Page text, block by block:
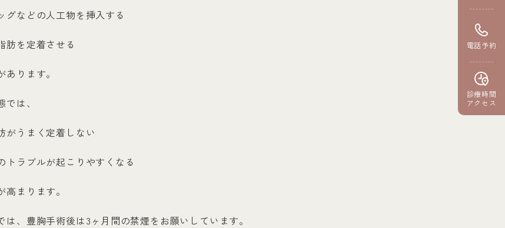
電話予約
診療時間
アクセス
グなどの人工物を挿入する
肪を定着させる
あります。
は、
がうまく定着しない
トラブルが起こりやすくなる
高まります。
は、豊胸手術後は3ヶ月間の禁煙をお願いしています。